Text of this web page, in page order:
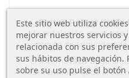
LaBritax Römer Kidfix
de instalación: mediante
cinturón de seguridad de
El sistemaISOFIX
firmemente fijada al
Este sitio web utiliza
mejorar nuestros servicios
relacionada con sus
sus hábitos de navegación.
sobre su uso pulse el botón